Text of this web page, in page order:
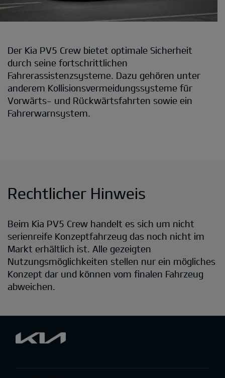
Der Kia PV5 Crew bietet optimale Sicherheit
durch seine fortschrittlichen
Fahrerassistenzsysteme. Dazu gehören unter
anderem Kollisionsvermeidungssysteme für
Vorwärts- und Rückwärtsfahrten sowie ein
Fahrerwarnsystem.
Rechtlicher Hinweis
Beim Kia PV5 Crew handelt es sich um nicht
serienreife Konzeptfahrzeug das noch nicht im
Markt erhältlich ist. Alle gezeigten
Nutzungsmöglichkeiten stellen nur ein mögliches
Konzept dar und können vom finalen Fahrzeug
abweichen.